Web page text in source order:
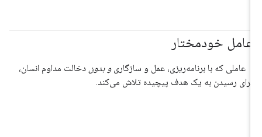
عامل خودمختار
عاملی که با برنامه‌ریزی، عمل و سازگاریو بدون دخالت مداوم انسان،
برای رسیدن به یک هدف پیچیده تلاش می‌کند.